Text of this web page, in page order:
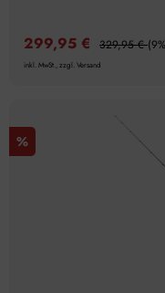
299,95 € 329,95 €
inkl. MwSt., zzgl. Versand
%